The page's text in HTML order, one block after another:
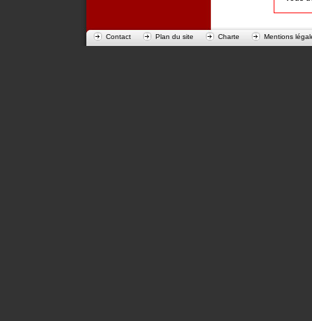
Contact Plan du site Charte Mentions